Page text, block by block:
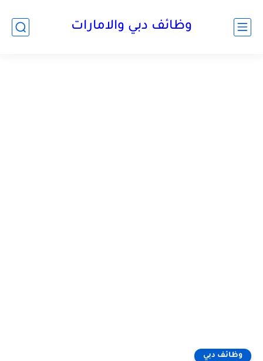
وظائف دبي والامارات
وظائف دبي